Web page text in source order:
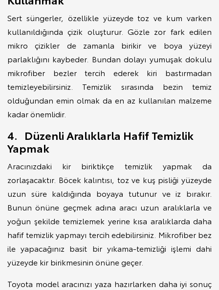
Sert süngerler, özellikle yüzeyde toz ve kum varken
kullanıldığında çizik oluşturur. Gözle zor fark edilen
mikro çizikler de zamanla birikir ve boya yüzeyi
parlaklığını kaybeder. Bundan dolayı yumuşak dokulu
mikrofiber bezler tercih ederek kiri bastırmadan
temizleyebilirsiniz. Temizlik sırasında bezin temiz
olduğundan emin olmak da en az kullanılan malzeme
kadar önemlidir.
4. Düzenli Aralıklarla Hafif Temizlik
Yapmak
Aracınızdaki kir biriktikçe temizlik yapmak da
zorlaşacaktır. Böcek kalıntısı, toz ve kuş pisliği yüzeyde
uzun süre kaldığında boyaya tutunur ve iz bırakır.
Bunun önüne geçmek adına aracı uzun aralıklarla ve
yoğun şekilde temizlemek yerine kısa aralıklarda daha
hafif temizlik yapmayı tercih edebilirsiniz. Mikrofiber bez
ile yapacağınız basit bir yıkama-temizliği işlemi dahi
yüzeyde kir birikmesinin önüne geçer.
Toyota model aracınızı yaza hazırlarken daha iyi sonuç